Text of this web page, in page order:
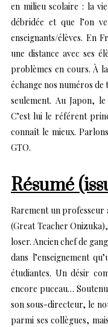
en milieu scolaire : la
débridée et que l’on
enseignants/élèves. En
une distance avec ses
problèmes en cours. À
échange nos numéros de
seulement. Au Japon,
C’est lui le référent
connaît le mieux.
GTO.
Résumé
Rarement un professeur
(Great Teacher
loser. Ancien chef de
dans l’enseignement
étudiantes. Un désir
encore puceau…
son sous-directeur, le
parmi ses collègues,